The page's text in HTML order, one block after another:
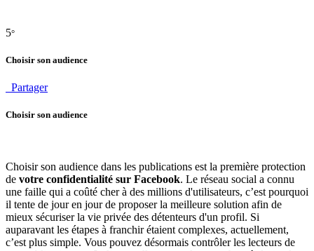
5°
Choisir son audience
Partager
Choisir son audience
Choisir son audience dans les publications est la première protection
de votre confidentialité sur Facebook. Le réseau social a connu
une faille qui a coûté cher à des millions d'utilisateurs, c’est pourquoi
il tente de jour en jour de proposer la meilleure solution afin de
mieux sécuriser la vie privée des détenteurs d'un profil. Si
auparavant les étapes à franchir étaient complexes, actuellement,
c’est plus simple. Vous pouvez désormais contrôler les lecteurs de